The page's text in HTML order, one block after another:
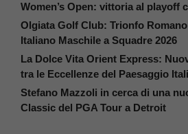
Women’s Open: vittoria al playoff
Olgiata Golf Club: Trionfo
Italiano Maschile a Squadre 2026
La Dolce Vita Orient Express:
tra le Eccellenze del Paesaggio
Stefano Mazzoli in cerca di una
Classic del PGA Tour a Detroit